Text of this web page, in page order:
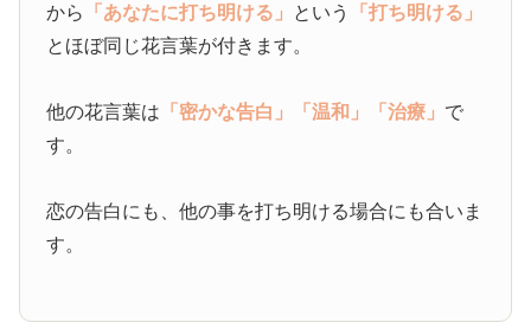
から
「あなたに打ち明ける」 という
「打ち明ける」
とほぼ同じ花言葉が付きます。
他の花言葉は 「密かな告白」 「温和」 「治療」 で
す。
恋の告白にも、他の事を打ち明ける場合にも合いま
す。